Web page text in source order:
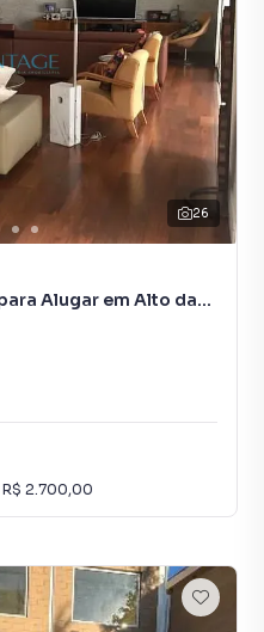
26
Alugar em Alto da
R$ 2.700,00